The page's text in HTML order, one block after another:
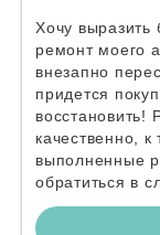
Хочу выразить
ремонт моего
внезапно
придется
восстановить!
качественно,
выполненные
обратиться в